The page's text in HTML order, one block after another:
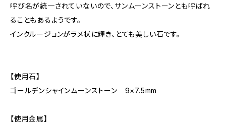
呼び名が統一されていないので、サンムーンストーンとも呼ばれ
ることもあるようです。
インクルージョンがラメ状に輝き、とても美しい石です。
【使用石】
ゴールデンシャインムーンストーン 9×7.5mm
【使用金属】